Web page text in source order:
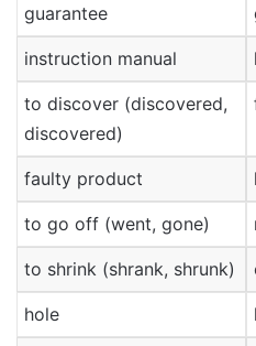
guarantee
instruction manual
to discover (discovered,
discovered)
faulty product
to go off (went, gone)
to shrink (shrank, shrunk)
hole